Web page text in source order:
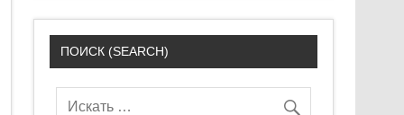
ПОИСК (SEARCH)